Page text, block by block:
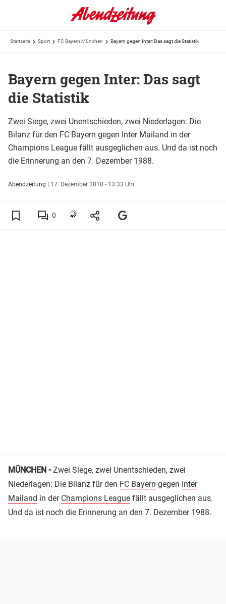
Startseite Sport FC Bayern München Bayern gegen Inter: Das sagt die Statistik
Bayern gegen Inter: Das sagt
die Statistik
Zwei Siege, zwei Unentschieden, zwei Niederlagen: Die
Bilanz für den FC Bayern gegen Inter Mailand in der
Champions League fällt ausgeglichen aus. Und da ist noch
die Erinnerung an den 7. Dezember 1988.
Abendzeitung | 17. Dezember 2010 - 13:33 Uhr
0
MÜNCHEN -Zwei Siege, zwei Unentschieden, zwei
Niederlagen: Die Bilanz für den FC Bayern gegen Inter
Mailand in der Champions League fällt ausgeglichen aus.
Und da ist noch die Erinnerung an den 7. Dezember 1988.